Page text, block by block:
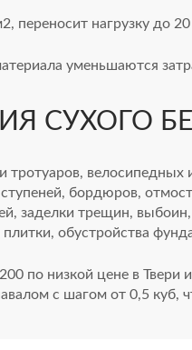
переносит нагрузку до
уменьшаются
СУХОГО
тротуаров,
бордюров,
заделки трещин,
обустройства
по низкой цене в Твери
с шагом от 0,5 куб,